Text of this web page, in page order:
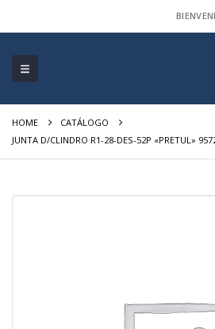
HOME
CATÁLOGO
JUNTA D/CLINDRO R1-28-DES-52P «PRETUL»